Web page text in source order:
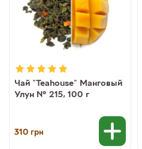
Чай "Teahouse" Манговый
Улун № 215, 100 г
310 грн